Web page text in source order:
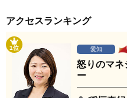
アクセスランキング
1位 愛知
怒りのマネ
ー